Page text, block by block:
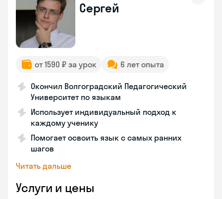
Сергей
от 1590 ₽ за урок 6 лет опыта
Окончил Волгоградский Педагогический
Университет по языкам
Использует индивидуальный подход к
каждому ученику
Помогает освоить язык с самых ранних
шагов
Читать дальше
Услуги и цены